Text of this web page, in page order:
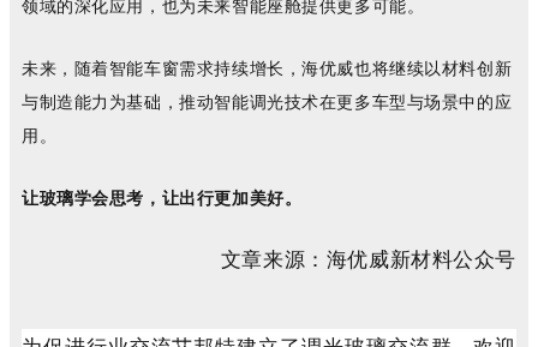
领域的深化应用，也为未来智能座舱提供更多可能。
未来，随着智能车窗需求持续增长，海优威也将继续以材料创新
与制造能力为基础，推动智能调光技术在更多车型与场景中的应
用。
让玻璃学会思考，让出行更加美好。
文章来源：海优威新材料公众号